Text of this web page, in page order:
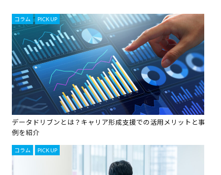
コラム , PICK UP
データドリブンとは？キャリア形成支援での活用メリットと事
例を紹介
コラム PICK UP